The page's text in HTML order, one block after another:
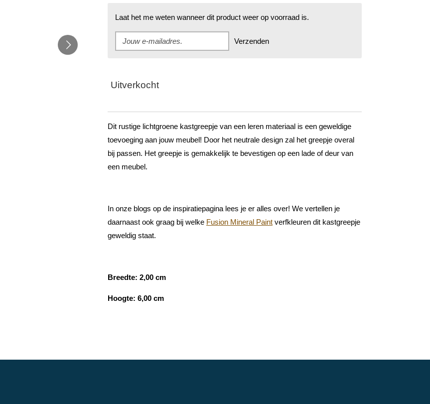
Laat het me weten wanneer dit product weer op voorraad is.
Verzenden
Uitverkocht
Dit rustige lichtgroene kastgreepje van een leren materiaal is een geweldige
toevoeging aan jouw meubel! Door het neutrale design zal het greepje overal
bij passen. Het greepje is gemakkelijk te bevestigen op een lade of deur van
een meubel.
In onze blogs op de inspiratiepagina lees je er alles over! We vertellen je
daarnaast ook graag bij welke Fusion Mineral Paint verfkleuren dit kastgreepje
geweldig staat.
Breedte: 2,00 cm
Hoogte: 6,00 cm